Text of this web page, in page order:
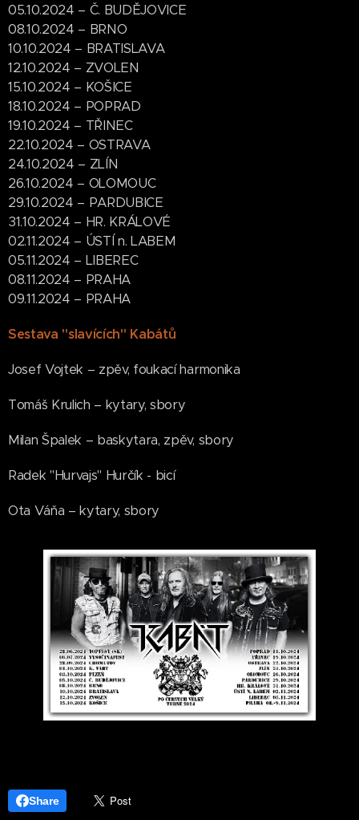
05.10.2024 – Č. BUDĚJOVICE
08.10.2024 – BRNO
10.10.2024 – BRATISLAVA
12.10.2024 – ZVOLEN
15.10.2024 – KOŠICE
18.10.2024 – POPRAD
19.10.2024 – TŘINEC
22.10.2024 – OSTRAVA
24.10.2024 – ZLÍN
26.10.2024 – OLOMOUC
29.10.2024 – PARDUBICE
31.10.2024 – HR. KRÁLOVÉ
02.11.2024 – ÚSTÍ n. LABEM
05.11.2024 – LIBEREC
08.11.2024 – PRAHA
09.11.2024 – PRAHA
Sestava "slavících" Kabátů
Josef Vojtek – zpěv, foukací harmonika
Tomáš Krulich – kytary, sbory
Milan Špalek – baskytara, zpěv, sbory
Radek "Hurvajs" Hurčík - bicí
Ota Váňa – kytary, sbory
Share